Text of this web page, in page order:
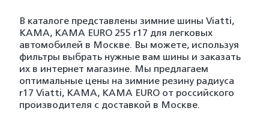
В каталоге представлены зимние шины Viatti,
KAMA, KAMA EURO 255 r17 для легковых
автомобилей в Москве. Вы можете, используя
фильтры выбрать нужные вам шины и заказать
их в интернет магазине. Мы предлагаем
оптимальные цены на зимние резину радиуса
r17 Viatti, KAMA, KAMA EURO от российского
производителя с доставкой в Москве.